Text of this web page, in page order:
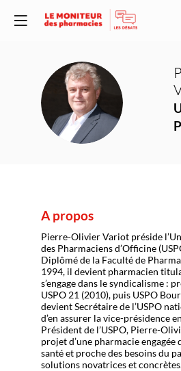
PV
A propos
Pierre-Olivier Variot préside
des Pharmaciens d’Officine
Diplômé de la Faculté de
1994, il devient pharmacien
s’engage dans le syndicalisme :
USPO 21 (2010), puis USPO
devient Secrétaire de l’USPO
d’en assurer la vice-présidence
Président de l’USPO, Pierre-
projet d’une pharmacie engagée
santé et proche des besoins du
solutions novatrices et